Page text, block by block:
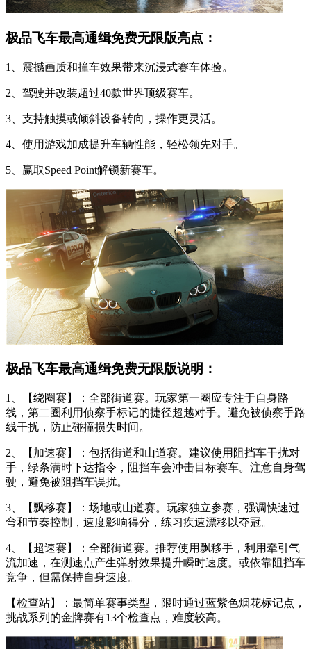
极品飞车最高通缉免费无限版亮点：
1、震撼画质和撞车效果带来沉浸式赛车体验。
2、驾驶并改装超过40款世界顶级赛车。
3、支持触摸或倾斜设备转向，操作更灵活。
4、使用游戏加成提升车辆性能，轻松领先对手。
5、赢取Speed Point解锁新赛车。
极品飞车最高通缉免费无限版说明：
1、【绕圈赛】：全部街道赛。玩家第一圈应专注于自身路
线，第二圈利用侦察手标记的捷径超越对手。避免被侦察手路
线干扰，防止碰撞损失时间。
2、【加速赛】：包括街道和山道赛。建议使用阻挡车干扰对
手，绿条满时下达指令，阻挡车会冲击目标赛车。注意自身驾
驶，避免被阻挡车误扰。
3、【飘移赛】：场地或山道赛。玩家独立参赛，强调快速过
弯和节奏控制，速度影响得分，练习疾速漂移以夺冠。
4、【超速赛】：全部街道赛。推荐使用飘移手，利用牵引气
流加速，在测速点产生弹射效果提升瞬时速度。或依靠阻挡车
竞争，但需保持自身速度。
【检查站】：最简单赛事类型，限时通过蓝紫色烟花标记点，
挑战系列的金牌赛有13个检查点，难度较高。